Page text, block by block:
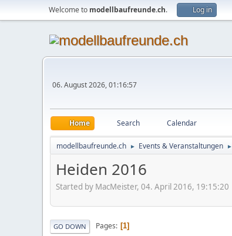
Welcome to modellbaufreunde.ch. Log in
06. August 2026, 01:16:57
Home Search Calendar
modellbaufreunde.ch ► Events & Veranstaltungen ►
Heiden 2016
Started by MacMeister, 04. April 2016, 19:15:20
GO DOWN Pages 1